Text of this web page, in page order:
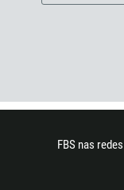
FBS nas